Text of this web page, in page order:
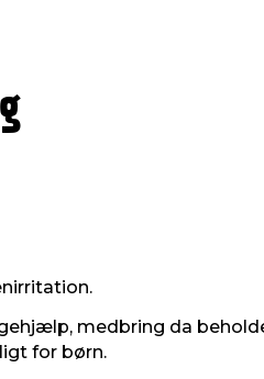
medbring da
for børn.